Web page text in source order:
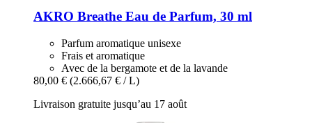
AKRO Breathe Eau de Parfum, 30 ml
Parfum aromatique unisexe
Frais et aromatique
Avec de la bergamote et de la lavande
80,00 € (2.666,67 € / L)
Livraison gratuite jusqu’au 17 août